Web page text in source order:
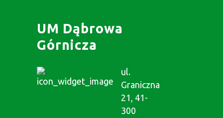
UM Dąbrowa
Górnicza
ul.
Graniczna
21, 41-
300